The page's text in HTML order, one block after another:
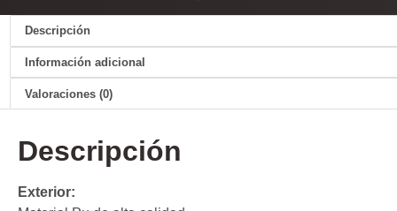
Descripción
Información adicional
Valoraciones (0)
Descripción
Exterior: